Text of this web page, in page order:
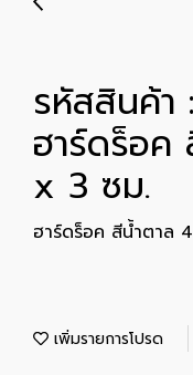
รหัสสินค้า
ฮาร์ดร็อ
x 3 ซม.
ฮาร์ดร็อค สีน้ำตาล
เพิ่มรายการโปรด